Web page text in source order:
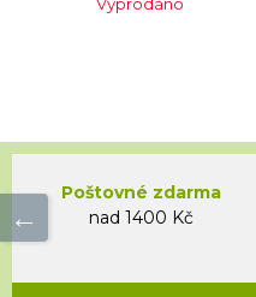
Poštovné zdarma
nad 1400 Kč